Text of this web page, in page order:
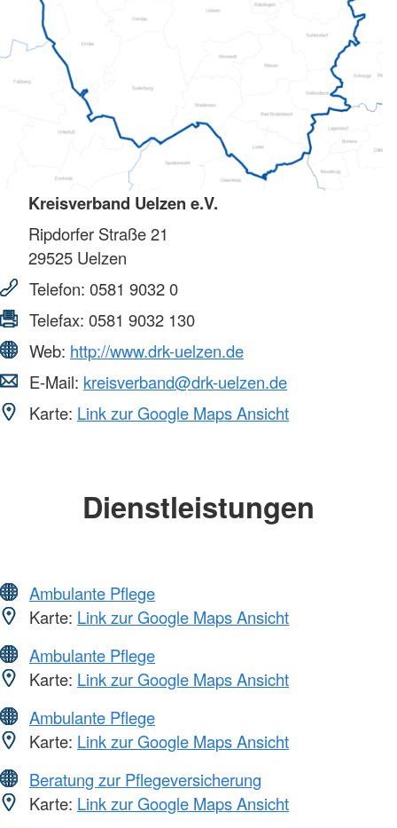
Kreisverband Uelzen e.V.
Ripdorfer Straße 21
29525 Uelzen
Telefon: 0581 9032 0
Telefax: 0581 9032 130
Web: http://www.drk-uelzen.de
E-Mail: kreisverband@drk-uelzen.de
Karte: Link zur Google Maps Ansicht
Dienstleistungen
Ambulante Pflege
Karte: Link zur Google Maps Ansicht
Ambulante Pflege
Karte: Link zur Google Maps Ansicht
Ambulante Pflege
Karte: Link zur Google Maps Ansicht
Beratung zur Pflegeversicherung
Karte: Link zur Google Maps Ansicht